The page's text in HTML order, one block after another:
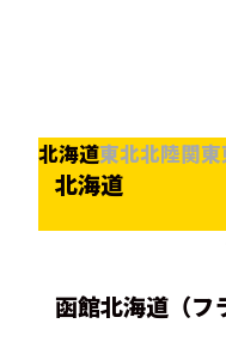
北海道東北北陸関東
北海道
函館北海道（フ